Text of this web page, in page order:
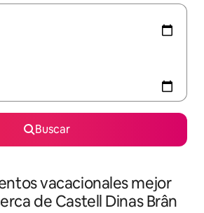
Buscar
vacacionales mejor
de Castell Dinas Brân